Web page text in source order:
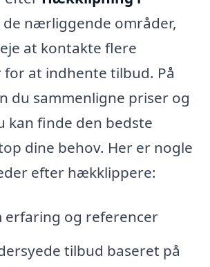
de nærliggende områder,
at kontakte flere
at indhente tilbud. På
du sammenligne priser og
kan finde den bedste
dine behov. Her er nogle
efter hækklippere:
erfaring og referencer
tilbud baseret på